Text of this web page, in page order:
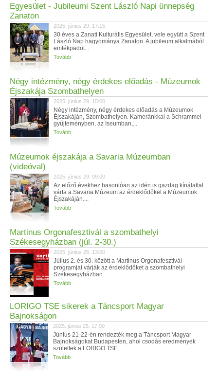
Egyesület - Jubileumi Szent László Napi ünnepség
Zanaton
2025. június 29. 17:15
30 éves a Zanati Kulturális Egyesület, vele együtt a Szent
László Nap hagyománya Zanaton. A jubileum alkalmából
emlékpadot...
Tovább
Négy intézmény, négy érdekes előadás - Múzeumok
Éjszakája Szombathelyen
2025. június 29. 15:00
Négy intézmény, négy érdekes előadás a Múzeumok
Éjszakáján, Szombathelyen. Kameránkkal a Schrammel-
gyűjteményben, az Iseumban,...
Tovább
Múzeumok éjszakája a Savaria Múzeumban
(videóval)
2025. június 29. 09:00
Az előző évekhez hasonlóan az idén is gazdag kínálattal
várta a Savaria Múzeum az érdeklődőket a Múzeumok
Éjszakáján....
Tovább
Martinus Orgonafesztivál a szombathelyi
Székesegyházban (júl. 2-30.)
2025. június 26. 13:00
Július 2. és 30. között a Martinus Orgonafesztivál
programjai várják az érdeklődőket a szombathelyi
Székesegyházban.
Tovább
LORIGO TSE sikerek a Táncsport Magyar
Bajnokságon
2025. június 25. 17:00
Június 21-22-én rendezték meg a Táncsport Magyar
Bajnokságokat Budapesten, ahol csodás eredmények
születtek a LORIGO TSE...
Tovább